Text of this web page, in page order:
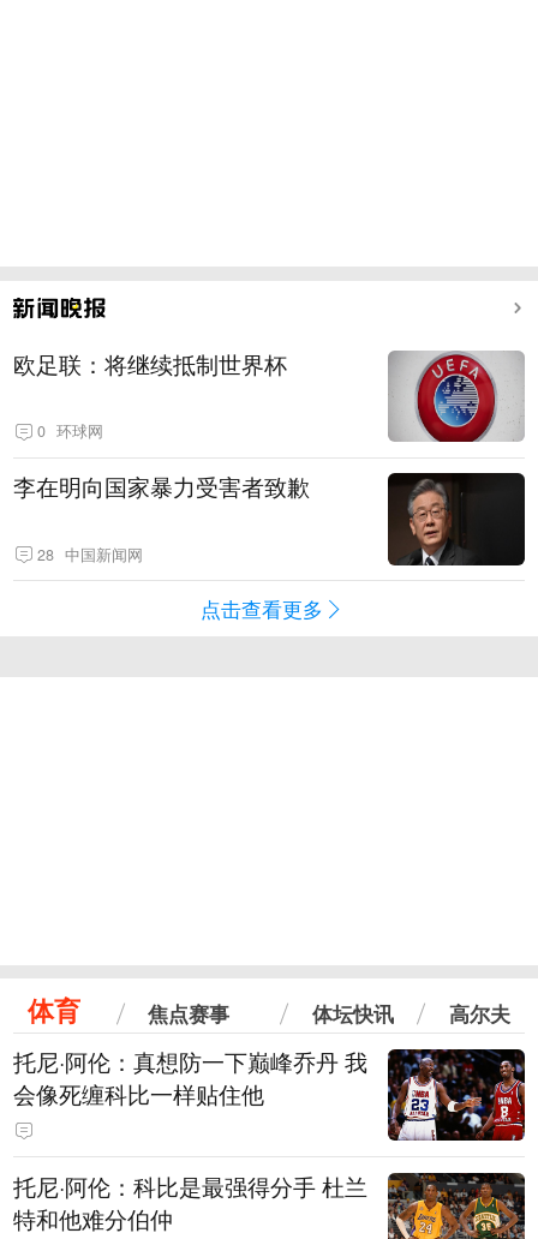
欧足联：将继续抵制世界杯
0 环球网
李在明向国家暴力受害者致歉
28 中国新闻网
点击查看更多
体育 焦点赛事 体坛快讯 高尔夫
托尼·阿伦：真想防一下巅峰乔丹 我
会像死缠科比一样贴住他
托尼·阿伦：科比是最强得分手 杜兰
特和他难分伯仲